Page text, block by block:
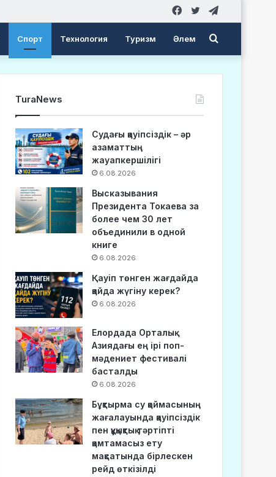
Twitter
Facebook
Спорт Технология Туризм Әлем Search
for
TuraNews
Судағы қауіпсіздік – әр
азаматтың
жауапкершілігі
6.08.2026
Высказывания
Президента Токаева за
более чем 30 лет
объединили в одной
книге
6.08.2026
Қауіп төнген жағдайда
қайда жүгіну керек?
6.08.2026
Елордада Орталық
Азиядағы ең ірі поп-
мәдениет фестивалі
басталды
6.08.2026
Бұқтырма су қоймасының
жағалауында қауіпсіздік
пен құқықтық тәртіпті
қамтамасыз ету
мақсатында бірлескен
рейд өткізілді